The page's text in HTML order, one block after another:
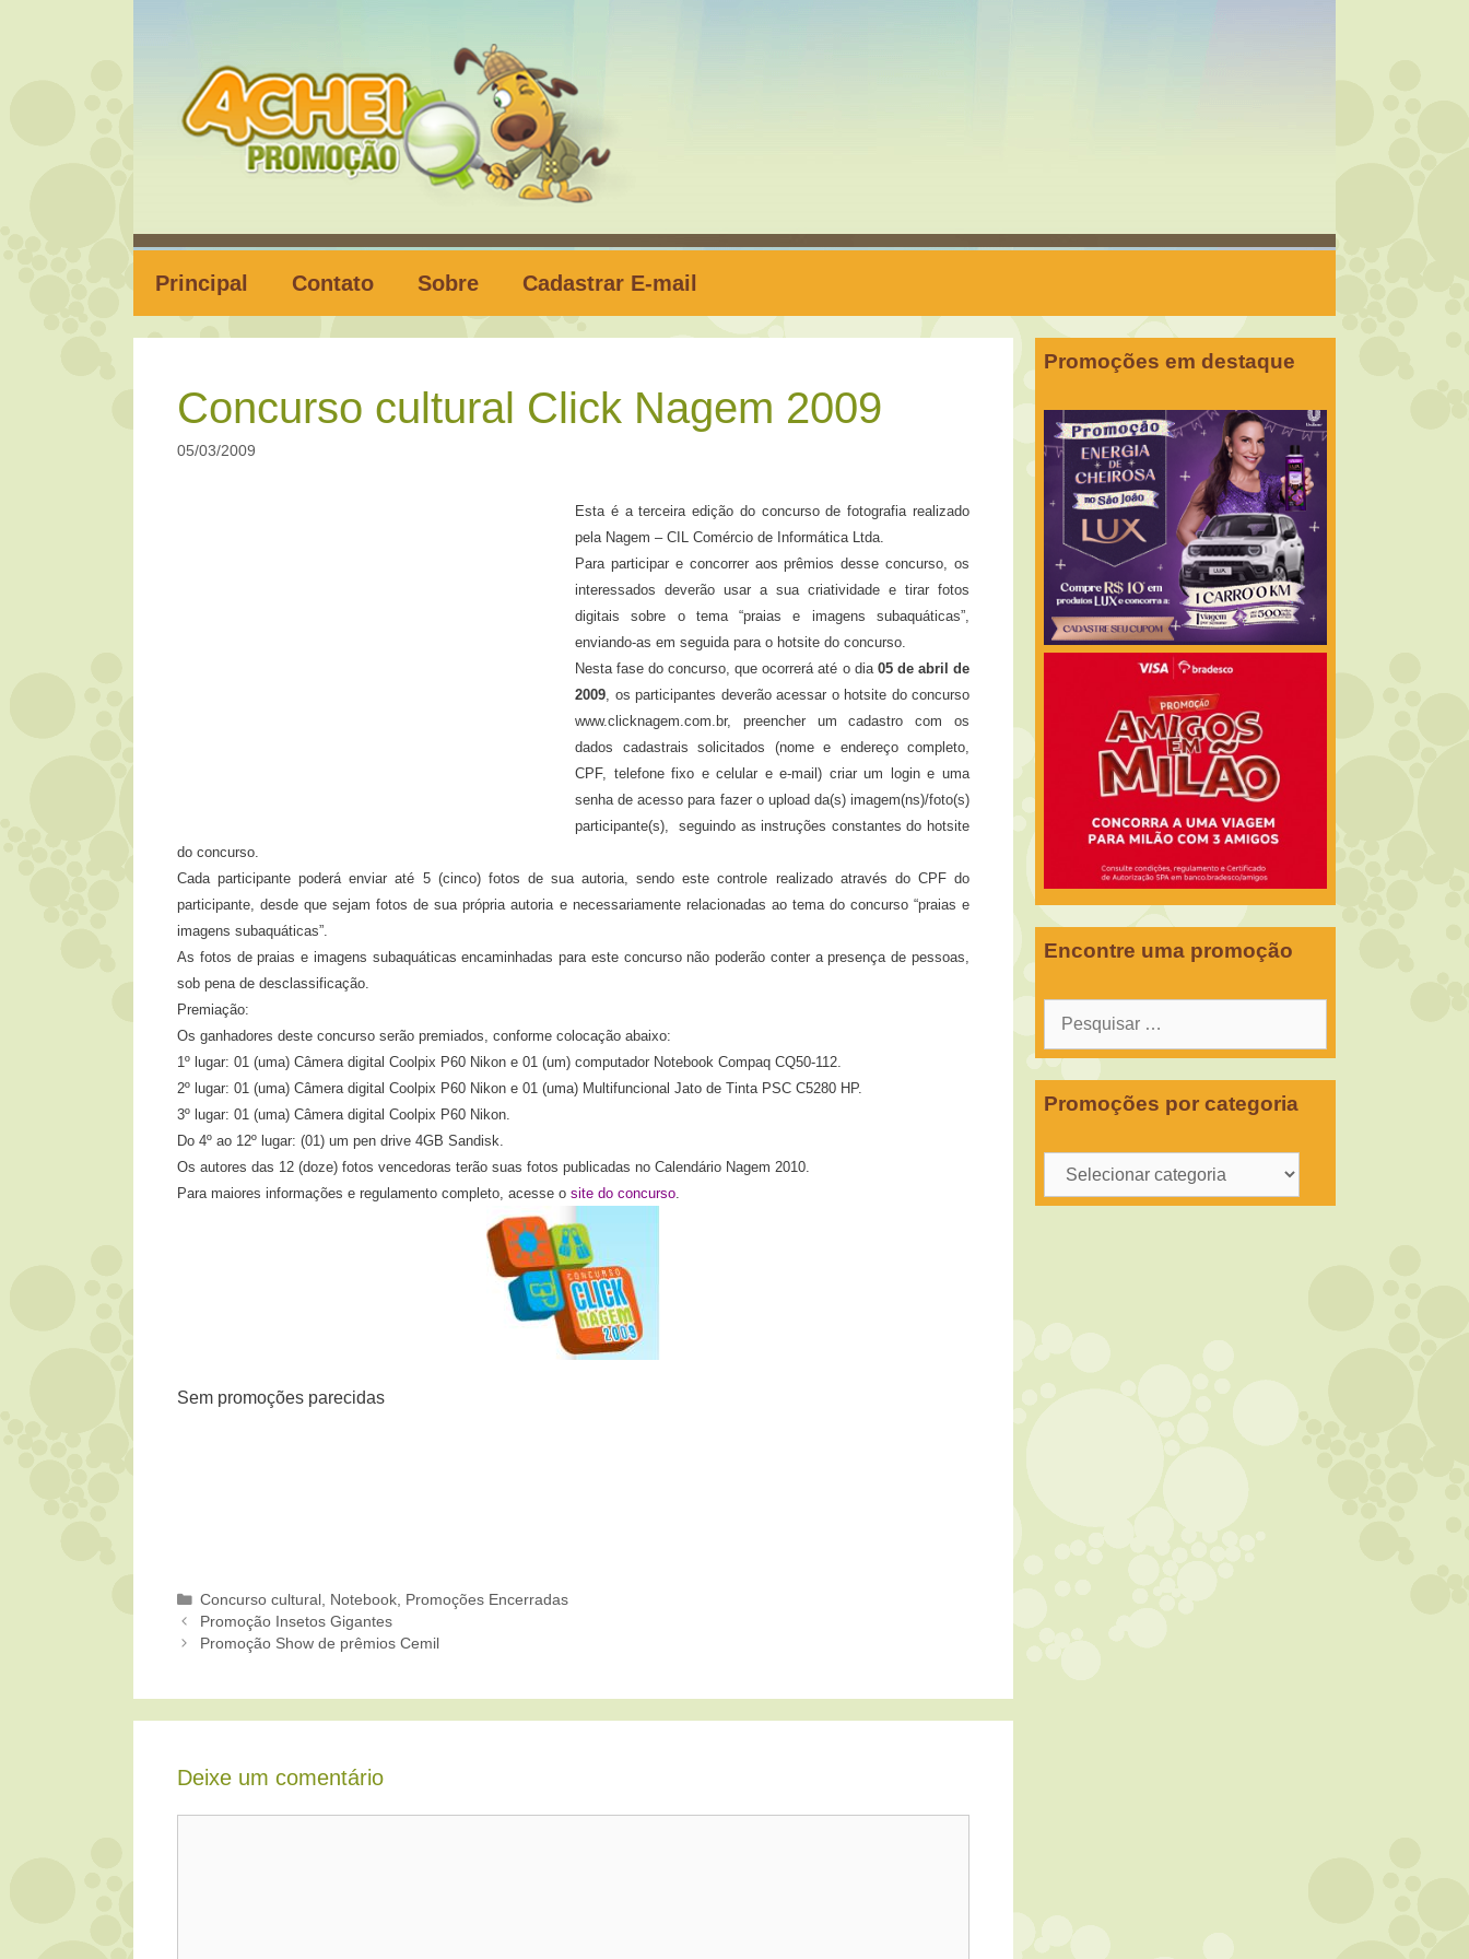
Principal Contato Sobre Cadastrar E-mail
Concurso cultural Click Nagem 2009
05/03/2009
Esta é a terceira edição do concurso de fotografia realizado
pela Nagem – CIL Comércio de Informática Ltda.
Para participar e concorrer aos prêmios desse concurso, os
interessados deverão usar a sua criatividade e tirar fotos
digitais sobre o tema “praias e imagens subaquáticas”,
enviando-as em seguida para o hotsite do concurso.
Nesta fase do concurso, que ocorrerá até o dia 05 de abril de
2009, os participantes deverão acessar o hotsite do concurso
www.clicknagem.com.br, preencher um cadastro com os
dados cadastrais solicitados (nome e endereço completo,
CPF, telefone fixo e celular e e-mail) criar um login e uma
senha de acesso para fazer o upload da(s) imagem(ns)/foto(s)
participante(s), seguindo as instruções constantes do hotsite
do concurso.
Cada participante poderá enviar até 5 (cinco) fotos de sua autoria, sendo este controle realizado através do CPF do
participante, desde que sejam fotos de sua própria autoria e necessariamente relacionadas ao tema do concurso “praias e
imagens subaquáticas”.
As fotos de praias e imagens subaquáticas encaminhadas para este concurso não poderão conter a presença de pessoas,
sob pena de desclassificação.
Premiação:
Os ganhadores deste concurso serão premiados, conforme colocação abaixo:
1º lugar: 01 (uma) Câmera digital Coolpix P60 Nikon e 01 (um) computador Notebook Compaq CQ50-112.
2º lugar: 01 (uma) Câmera digital Coolpix P60 Nikon e 01 (uma) Multifuncional Jato de Tinta PSC C5280 HP.
3º lugar: 01 (uma) Câmera digital Coolpix P60 Nikon.
Do 4º ao 12º lugar: (01) um pen drive 4GB Sandisk.
Os autores das 12 (doze) fotos vencedoras terão suas fotos publicadas no Calendário Nagem 2010.
Para maiores informações e regulamento completo, acesse o site do concurso.
Sem promoções parecidas
Categorias
Concurso cultural Notebook Promoções Encerradas
Promoção Insetos Gigantes
Promoção Show de prêmios Cemil
Deixe um comentário
Promoções em destaque
Encontre uma promoção
Pesquisar
Promoções por categoria
Promoções
por